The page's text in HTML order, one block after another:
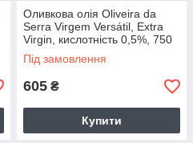
Оливкова олія Oliveira da
Serra Virgem Versátil, Extra
Virgin, кислотність 0,5%, 750
мл
Під замовлення
605 ₴
Купити